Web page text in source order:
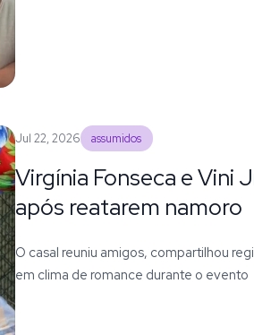
Jul 22, 2026 assumidos
Virgínia Fonseca e Vini
após reatarem namoro
O casal reuniu amigos, compartilhou
em clima de romance durante o evento